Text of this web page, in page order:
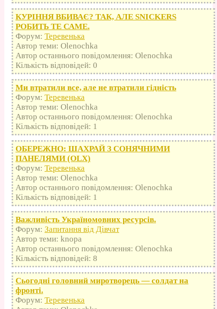
КУРІННЯ ВБИВАЄ? ТАК, АЛЕ SNICKERS
РОБИТЬ ТЕ САМЕ.
Форум: Теревенька
Автор теми: Olenochka
Автор останнього повідомлення: Olenochka
Кількість відповідей: 0
Ми втратили все, але не втратили гідність
Форум: Теревенька
Автор теми: Olenochka
Автор останнього повідомлення: Olenochka
Кількість відповідей: 1
ОБЕРЕЖНО: ШАХРАЙ З СОНЯЧНИМИ
ПАНЕЛЯМИ (OLX)
Форум: Теревенька
Автор теми: Olenochka
Автор останнього повідомлення: Olenochka
Кількість відповідей: 1
Важливість Україномовних ресурсів.
Форум: Запитання від Дівчат
Автор теми: knopa
Автор останнього повідомлення: Olenochka
Кількість відповідей: 8
Сьогодні головний миротворець — солдат на
фронті.
Форум: Теревенька